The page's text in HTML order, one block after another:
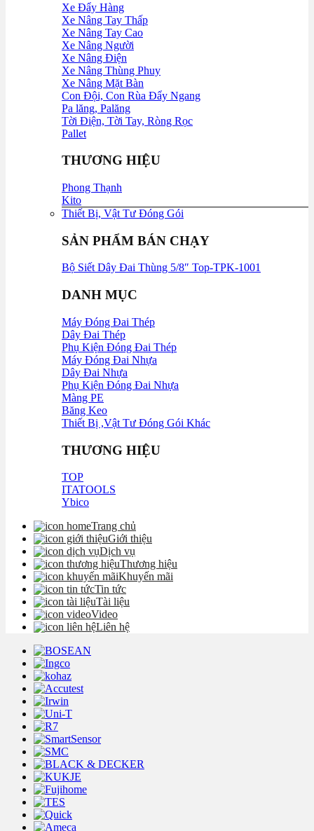
Xe Đẩy Hàng
Xe Nâng Tay Thấp
Xe Nâng Tay Cao
Xe Nâng Người
Xe Nâng Điện
Xe Nâng Thùng Phuy
Xe Nâng Mặt Bàn
Con Đội, Con Rùa Đẩy Ngang
Pa lăng, Palăng
Tời Điện, Tời Tay, Ròng Rọc
Pallet
THƯƠNG HIỆU
Phong Thạnh
Kito
Thiết Bị, Vật Tư Đóng Gói
SẢN PHẨM BÁN CHẠY
Bộ Siết Dây Đai Thùng 5/8″ Top-TPK-1001
DANH MỤC
Máy Đóng Đai Thép
Dây Đai Thép
Phụ Kiện Đóng Đai Thép
Máy Đóng Đai Nhựa
Dây Đai Nhựa
Phụ Kiện Đóng Đai Nhựa
Màng PE
Băng Keo
Thiết Bị ,Vật Tư Đóng Gói Khác
THƯƠNG HIỆU
TOP
ITATOOLS
Ybico
Trang chủ
Giới thiệu
Dịch vụ
Thương hiệu
Khuyến mãi
Tin tức
Tài liệu
Video
Liên hệ